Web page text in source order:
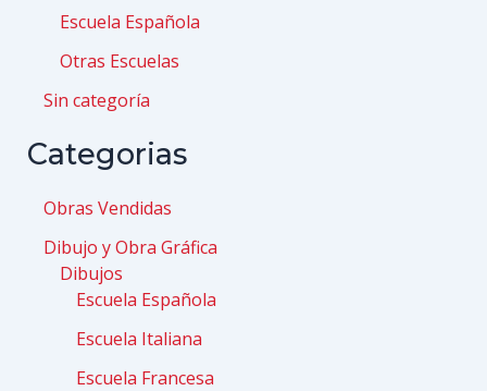
Escuela Española
Otras Escuelas
Sin categoría
Categorias
Obras Vendidas
Dibujo y Obra Gráfica
Dibujos
Escuela Española
Escuela Italiana
Escuela Francesa